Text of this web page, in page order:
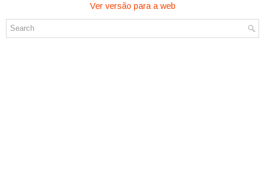
Ver versão para a web